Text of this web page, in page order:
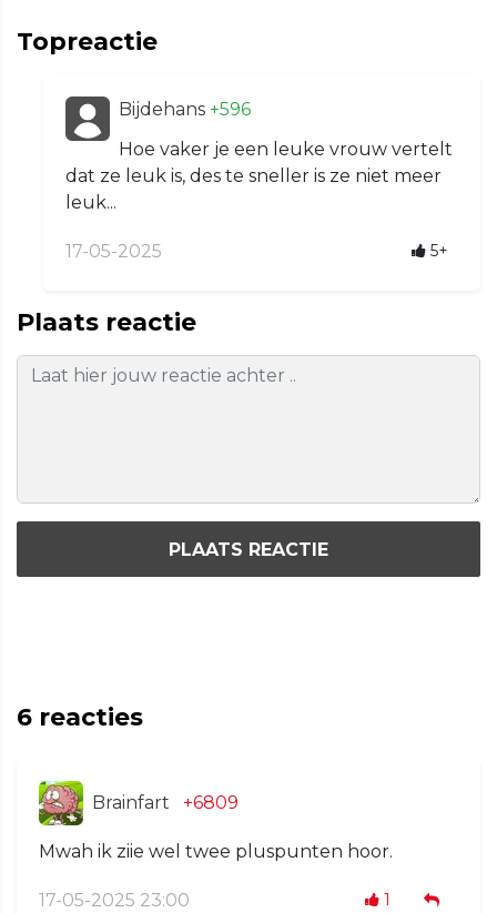
Topreactie
Bijdehans +596
Hoe vaker je een leuke vrouw vertelt
dat ze leuk is, des te sneller is ze niet meer
leuk...
17-05-2025 5+
Plaats reactie
PLAATS REACTIE
6 reacties
Brainfart +6809
Mwah ik ziie wel twee pluspunten hoor.
17-05-2025 23:00 1